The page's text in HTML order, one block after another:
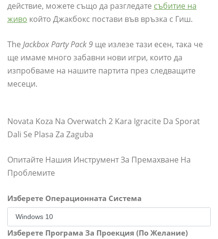
действие, можете също да разгледате събитие на
живо който Джакбокс постави във връзка с Гиш.
The Jackbox Party Pack 9 ще излезе тази есен, така че
ще имаме много забавни нови игри, които да
изпробваме на нашите партита през следващите
месеци.
Novata Koza Na Overwatch 2 Kara Igracite Da Sporat
Dali Se Plasa Za Zaguba
Опитайте Нашия Инструмент За Премахване На
Проблемите
Изберете Операционната Система
Изберете Програма За Проекция (По Желание)